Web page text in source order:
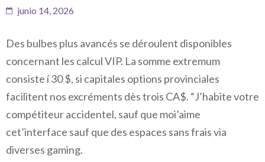
junio 14, 2026
Des bulbes plus avancés se déroulent disponibles
concernant les calcul VIP. La somme extremum
consiste í 30 $, si capitales options provinciales
facilitent nos excréments dès trois CA$. “J’habite votre
compétiteur accidentel, sauf que moi’aime
cet’interface sauf que des espaces sans frais via
diverses gaming.